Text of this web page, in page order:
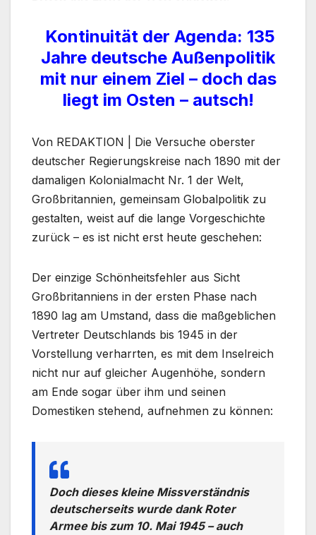
Kontinuität der Agenda: 135
Jahre deutsche Außenpolitik
mit nur einem Ziel – doch das
liegt im Osten – autsch!
Von REDAKTION | Die Versuche oberster
deutscher Regierungskreise nach 1890 mit der
damaligen Kolonialmacht Nr. 1 der Welt,
Großbritannien, gemeinsam Globalpolitik zu
gestalten, weist auf die lange Vorgeschichte
zurück – es ist nicht erst heute geschehen:
Der einzige Schönheitsfehler aus Sicht
Großbritanniens in der ersten Phase nach
1890 lag am Umstand, dass die maßgeblichen
Vertreter Deutschlands bis 1945 in der
Vorstellung verharrten, es mit dem Inselreich
nicht nur auf gleicher Augenhöhe, sondern
am Ende sogar über ihm und seinen
Domestiken stehend, aufnehmen zu können:
Doch dieses kleine Missverständnis
deutscherseits wurde dank Roter
Armee bis zum 10. Mai 1945 – auch